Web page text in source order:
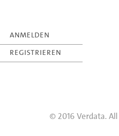
ANMELDEN
REGISTRIEREN
© 2016 Verdata.